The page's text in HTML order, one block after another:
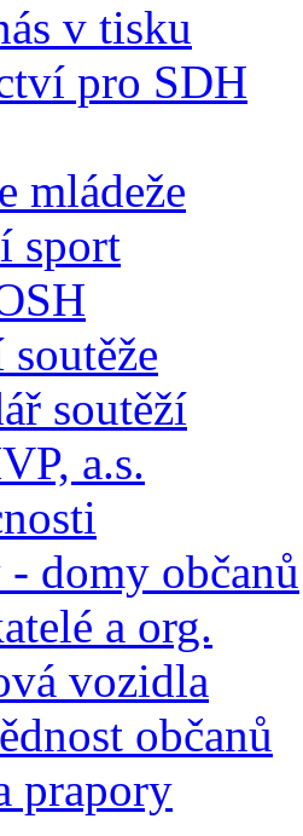
v tisku
pro SDH
mládeže
sport
soutěží
a.s.
- domy občanů
a org.
vozidla
občanů
prapory